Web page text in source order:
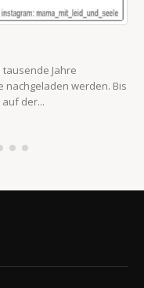
Jahre
nachgeladen werden. Bis
der...